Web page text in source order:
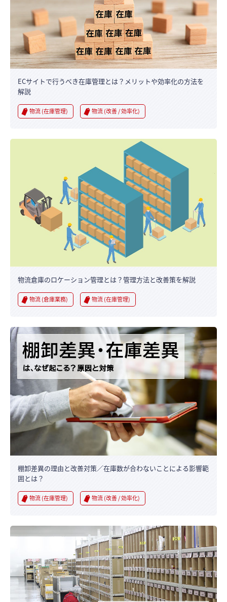
ECサイトで行うべき在庫管理とは？メリットや効率化の方法を
解説
物流 (在庫管理) 物流 (改善 / 効率化)
物流倉庫のロケーション管理とは？管理方法と改善策を解説
物流 (倉庫業務) 物流 (在庫管理)
棚卸差異の理由と改善対策／在庫数が合わないことによる影響範
囲とは？
物流 (在庫管理) 物流 (改善 / 効率化)